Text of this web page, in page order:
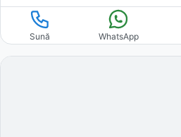
Sună WhatsApp